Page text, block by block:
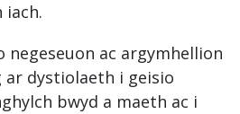
iach.
negeseuon ac argymhellion
ar dystiolaeth i geisio
bwyd a maeth ac i